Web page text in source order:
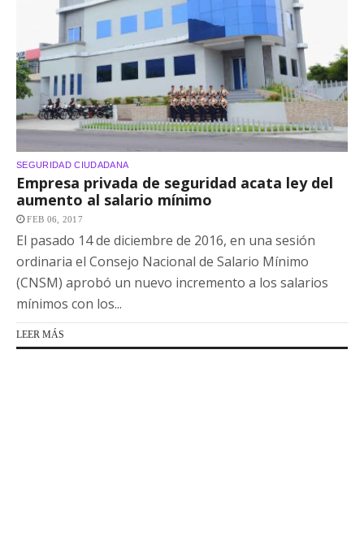
SEGURIDAD CIUDADANA
Empresa privada de seguridad acata ley del
aumento al salario mínimo
FEB 06, 2017
El pasado 14 de diciembre de 2016, en una sesión
ordinaria el Consejo Nacional de Salario Mínimo
(CNSM) aprobó un nuevo incremento a los salarios
mínimos con los...
LEER MÁS